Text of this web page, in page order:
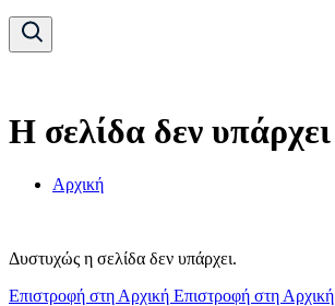
Η σελίδα δεν υπάρχει
Αρχική
Δυστυχώς η σελίδα δεν υπάρχει.
Επιστροφή στη Αρχική Επιστροφή στη Αρχική